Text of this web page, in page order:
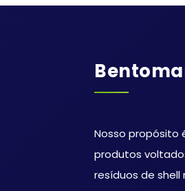
Nosso propósito
produtos
resíduos de shell